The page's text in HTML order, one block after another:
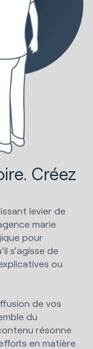
Créez
levier de
marie
pour
s'agisse de
ou
de vos
du
résonne
en matière